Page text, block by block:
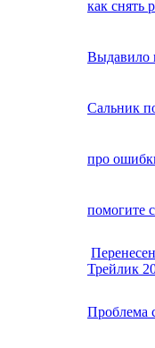
как снять
Выдавило
Сальник
про
помогите
Трейлик
Проблема